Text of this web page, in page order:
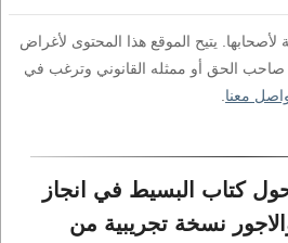
يتيح الموقع هذا المحتوى لأغراض
صاحب الحق أو ممثله القانوني وترغب في
معنا
كتاب البسيط في انجاز
نسخة تجريبية من